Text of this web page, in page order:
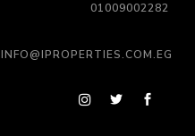
INFO@IPROPERTIES.COM.EG